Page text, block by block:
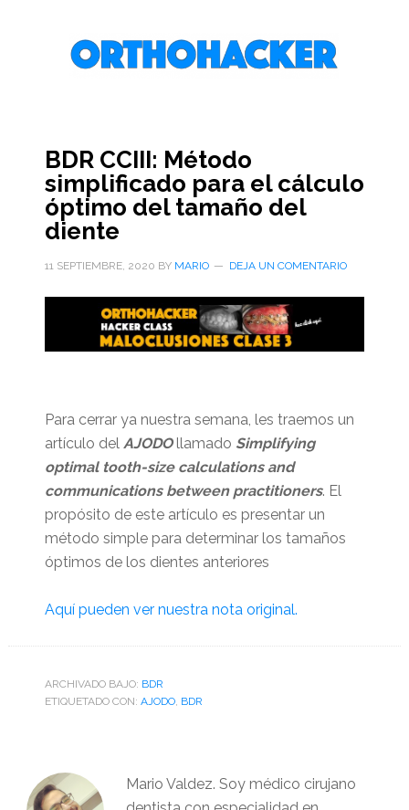
BDR CCIII: Método
simplificado para el cálculo
óptimo del tamaño del
diente
11 SEPTIEMBRE, 2020 BY MARIO DEJA UN COMENTARIO
Para cerrar ya nuestra semana, les traemos un
artículo del AJODOllamado Simplifying
optimal tooth-size calculations and
communications between practitioners. El
propósito de este artículo es presentar un
método simple para determinar los tamaños
óptimos de los dientes anteriores
Aquí pueden ver nuestra nota original.
ARCHIVADO BAJO: BDR
ETIQUETADO CON: AJODO, BDR
Mario Valdez. Soy médico cirujano